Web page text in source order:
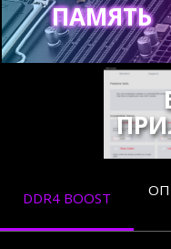
ПАМЯТЬ
DDR4 BOOST